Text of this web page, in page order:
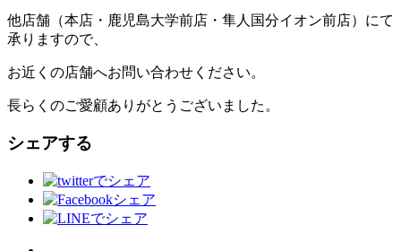
他店舗（本店・鹿児島大学前店・隼人国分イオン前店）にて
承りますので、
お近くの店舗へお問い合わせください。
長らくのご愛顧ありがとうございました。
シェアする